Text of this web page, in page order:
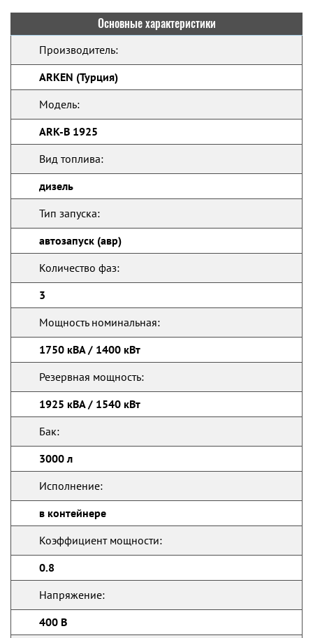
Основные характеристики
Производитель:
ARKEN (Турция)
Модель:
ARK-B 1925
Вид топлива:
дизель
Тип запуска:
автозапуск (авр)
Количество фаз:
3
Мощность номинальная:
1750 кВА / 1400 кВт
Резервная мощность:
1925 кВА / 1540 кВт
Бак:
3000 л
Исполнение:
в контейнере
Коэффициент мощности:
0.8
Напряжение:
400 В